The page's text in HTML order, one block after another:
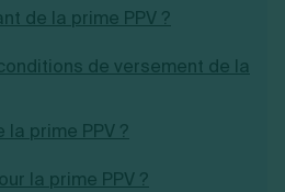
de la prime PPV ?
de versement de la
prime PPV ?
la prime PPV ?